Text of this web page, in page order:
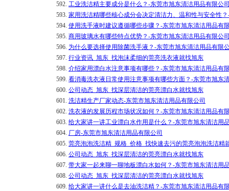
592. 工业洗洁精主要成分是什么？-东莞市旭东清洁用品有限公
593. 家用洗洁精哪些核心成分会决定清洁力、温和性与安全性
594. 使用洗手液时建议遵循哪些步骤？-东莞市旭东清洁用品有
595. 商用玻璃水有哪些特点优势？-东莞市旭东清洁用品有限公
596. 为什么要选择使用除菌洗手液？-东莞市旭东清洁用品有限
597. 行业资讯_旭东_找泡沫柔细的莞亮洗衣液就找旭东
598. 介绍家用漂白水注意事项有哪些？-东莞市旭东清洁用品有
599. 看消毒洗衣液日常使用注意事项有哪些方面？-东莞市旭东
600. 公司动态_旭东_找深层清洁的莞亮漂白水就找旭东
601. 洗洁精生产厂家动态-东莞市旭东清洁用品有限公司
602. 洗衣液的发展历程市场状况如何？-东莞市旭东清洁用品有
603. 给大家讲一讲工业漂白水作用是什么？-东莞市旭东清洁用
604. 厂房-东莞市旭东清洁用品有限公司
605. 莞亮泡泡洗洁精_规格_价格_找快速去污的莞亮泡泡洗洁精
606. 公司动态_旭东_找深层清洁的莞亮漂白水就找旭东
607. 带大家一起来聊一聊地板漂白水如何？-东莞市旭东清洁用
608. 公司动态_旭东_找深层清洁的莞亮漂白水就找旭东
609. 给大家讲一讲什么是去油洗洁精？-东莞市旭东清洁用品有